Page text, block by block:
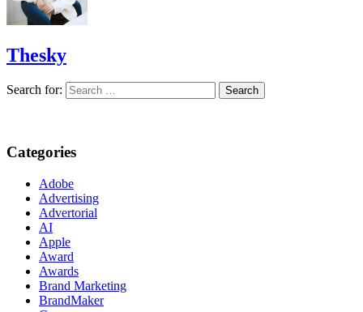
Thesky
Search for:
Categories
Adobe
Advertising
Advertorial
AI
Apple
Award
Awards
Brand Marketing
BrandMaker